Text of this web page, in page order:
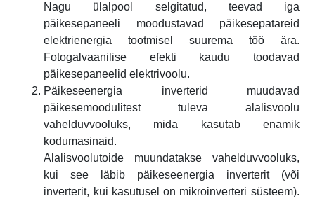
Nagu ülalpool selgitatud, teevad iga
päikesepaneeli moodustavad päikesepatareid
elektrienergia tootmisel suurema töö ära.
Fotogalvaanilise efekti kaudu toodavad
päikesepaneelid elektrivoolu.
Päikeseenergia inverterid muudavad
päikesemoodulitest tuleva alalisvoolu
vahelduvvooluks, mida kasutab enamik
kodumasinaid.
Alalisvoolutoide muundatakse vahelduvvooluks,
kui see läbib päikeseenergia inverterit (või
inverterit, kui kasutusel on mikroinverteri süsteem).